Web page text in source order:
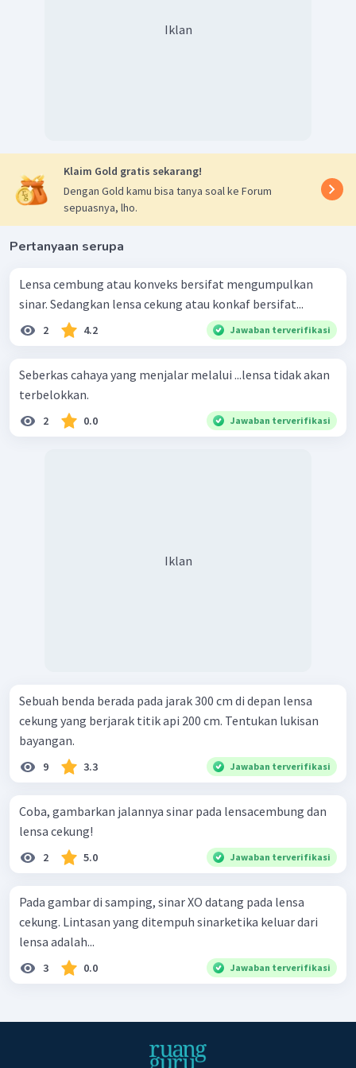
Iklan
Klaim Gold gratis sekarang!
Dengan Gold kamu bisa tanya soal ke Forum
sepuasnya, lho.
Pertanyaan serupa
Lensa cembung atau konveks bersifat mengumpulkan
sinar. Sedangkan lensa cekung atau konkaf bersifat...
2 4.2 Jawaban terverifikasi
Seberkas cahaya yang menjalar melalui ...lensa tidak akan
terbelokkan.
2 0.0 Jawaban terverifikasi
Iklan
Sebuah benda berada pada jarak 300 cm di depan lensa
cekung yang berjarak titik api 200 cm. Tentukan lukisan
bayangan.
9 3.3 Jawaban terverifikasi
Coba, gambarkan jalannya sinar pada lensacembung dan
lensa cekung!
2 5.0 Jawaban terverifikasi
Pada gambar di samping, sinar XO datang pada lensa
cekung. Lintasan yang ditempuh sinarketika keluar dari
lensa adalah...
3 0.0 Jawaban terverifikasi